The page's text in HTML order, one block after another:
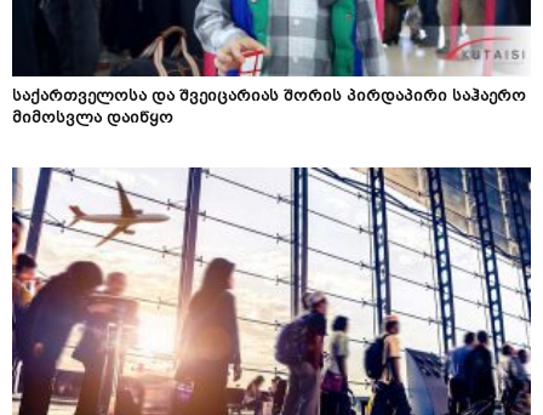
საქართველოსა და შვეიცარიას შორის პირდაპირი საჰაერო
მიმოსვლა დაიწყო